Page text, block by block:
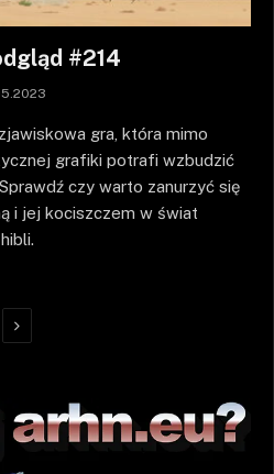
#214
gra, która mimo
grafiki potrafi wzbudzić
czy warto zanurzyć się
i jej kociszczem w świat
Następne